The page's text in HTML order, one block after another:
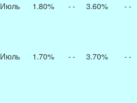
Июль 1.80% - - 3.60% - -
Июль 1.70% - - 3.70% - -